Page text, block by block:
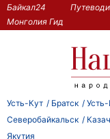
Байкал24
Монголия Гид
Усть-Кут Братск
Северобайкальск
Якутия